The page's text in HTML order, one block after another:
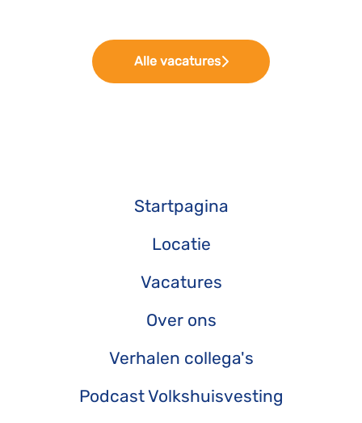
Alle vacatures
Startpagina
Locatie
Vacatures
Over ons
Verhalen collega's
Podcast Volkshuisvesting